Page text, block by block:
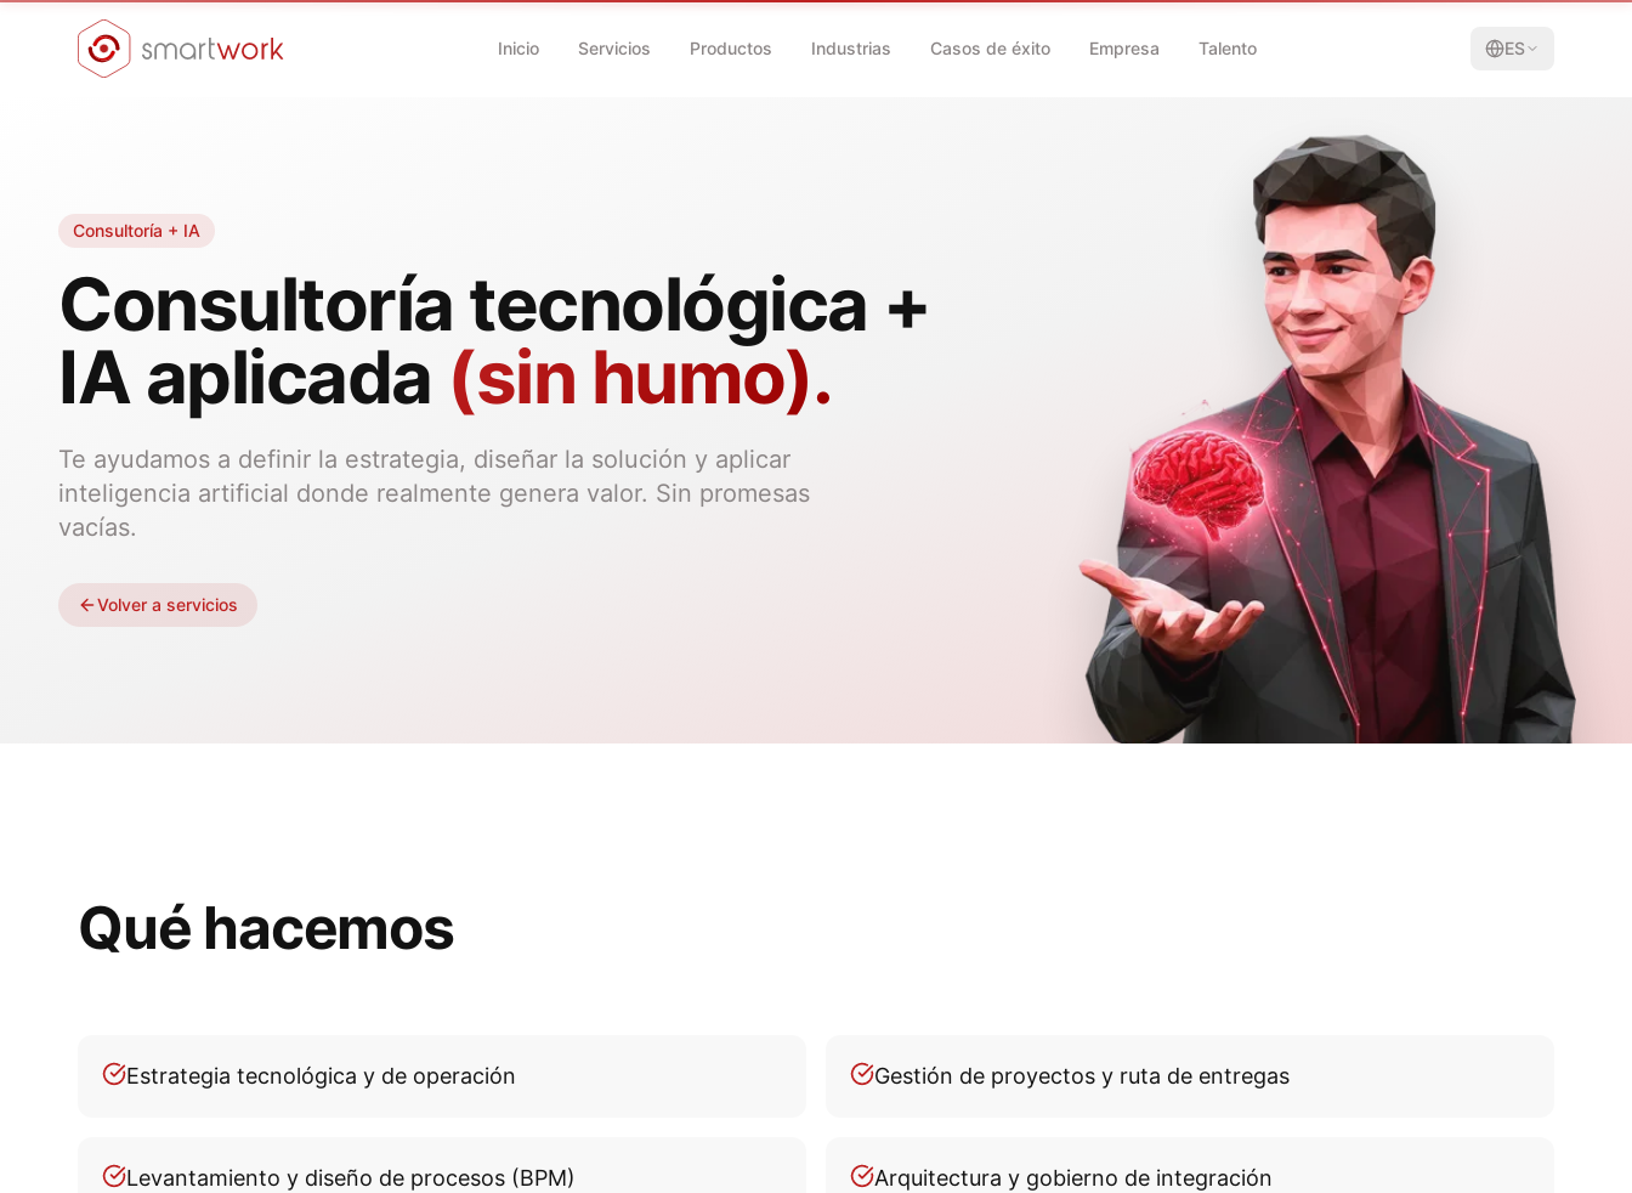
Inicio Servicios Productos Industrias Casos de éxito Empresa Talento ES
Consultoría + IA
Consultoría tecnológica +
IA aplicada (sin humo).
Te ayudamos a definir la estrategia, diseñar la solución y aplicar
inteligencia artificial donde realmente genera valor. Sin promesas
vacías.
Volver a servicios
Qué hacemos
Estrategia tecnológica y de operación Gestión de proyectos y ruta de entregas
Levantamiento y diseño de procesos (BPM) Arquitectura y gobierno de integración